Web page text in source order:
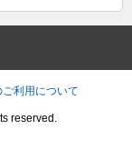
利用について
reserved.